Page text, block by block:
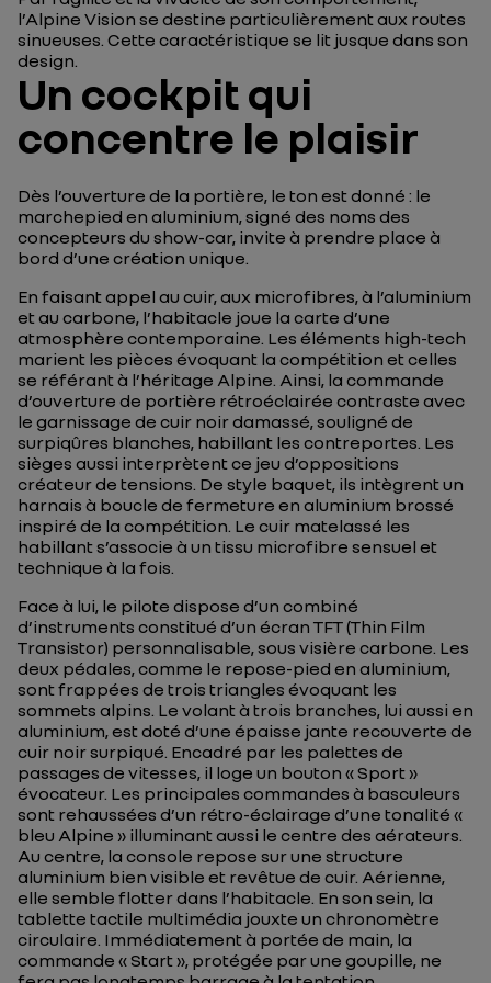
l’Alpine Vision se destine particulièrement aux routes
sinueuses. Cette caractéristique se lit jusque dans son
design.
Un cockpit qui
concentre le plaisir
Dès l’ouverture de la portière, le ton est donné : le
marchepied en aluminium, signé des noms des
concepteurs du show-car, invite à prendre place à
bord d’une création unique.
En faisant appel au cuir, aux microfibres, à l’aluminium
et au carbone, l’habitacle joue la carte d’une
atmosphère contemporaine. Les éléments high-tech
marient les pièces évoquant la compétition et celles
se référant à l’héritage Alpine. Ainsi, la commande
d’ouverture de portière rétroéclairée contraste avec
le garnissage de cuir noir damassé, souligné de
surpiqûres blanches, habillant les contreportes. Les
sièges aussi interprètent ce jeu d’oppositions
créateur de tensions. De style baquet, ils intègrent un
harnais à boucle de fermeture en aluminium brossé
inspiré de la compétition. Le cuir matelassé les
habillant s’associe à un tissu microfibre sensuel et
technique à la fois.
Face à lui, le pilote dispose d’un combiné
d’instruments constitué d’un écran TFT (Thin Film
Transistor) personnalisable, sous visière carbone. Les
deux pédales, comme le repose-pied en aluminium,
sont frappées de trois triangles évoquant les
sommets alpins. Le volant à trois branches, lui aussi en
aluminium, est doté d’une épaisse jante recouverte de
cuir noir surpiqué. Encadré par les palettes de
passages de vitesses, il loge un bouton « Sport »
évocateur. Les principales commandes à basculeurs
sont rehaussées d’un rétro-éclairage d’une tonalité «
bleu Alpine » illuminant aussi le centre des aérateurs.
Au centre, la console repose sur une structure
aluminium bien visible et revêtue de cuir. Aérienne,
elle semble flotter dans l’habitacle. En son sein, la
tablette tactile multimédia jouxte un chronomètre
circulaire. Immédiatement à portée de main, la
commande « Start », protégée par une goupille, ne